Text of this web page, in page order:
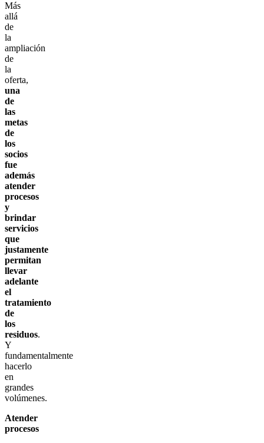
Más
allá
de
la
ampliación
de
la
oferta,
una
de
las
metas
de
los
socios
fue
además
atender
procesos
y
brindar
servicios
que
justamente
permitan
llevar
adelante
el
tratamiento
de
los
residuos.
Y
fundamentalmente
hacerlo
en
grandes
volúmenes.
Atender
procesos